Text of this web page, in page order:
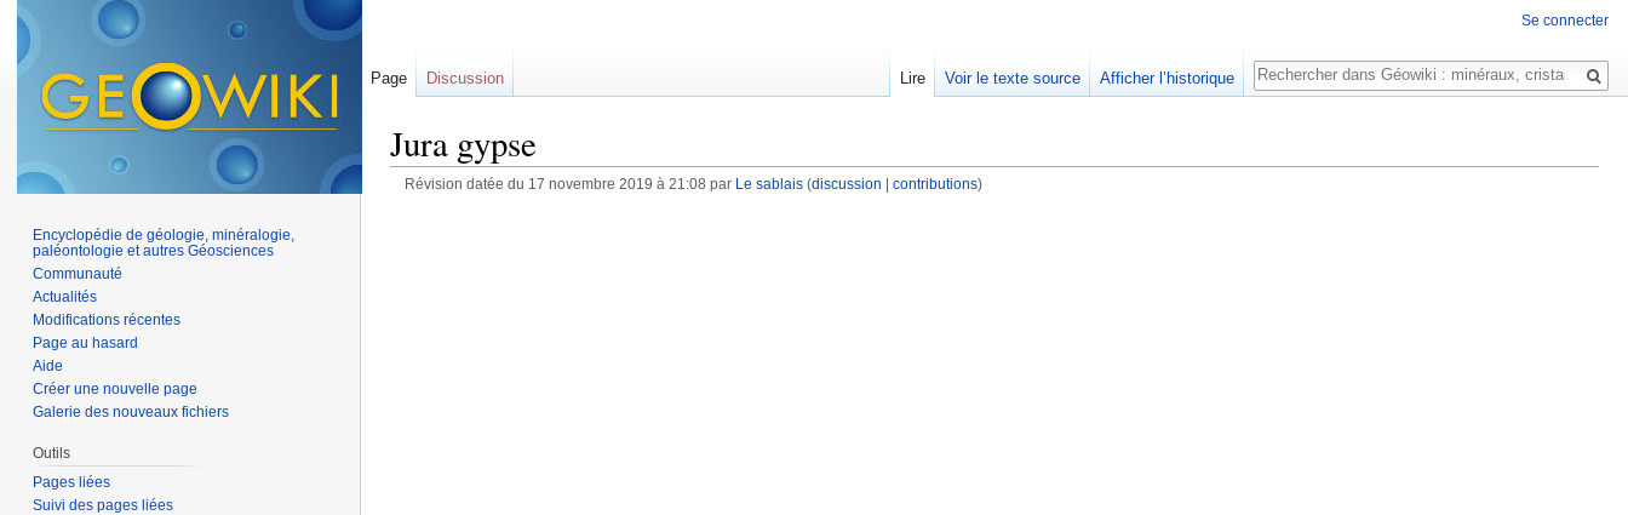
Jura gypse
Révision datée du 17 novembre 2019 à 21:08 par Le sablais (discussion contributions)
Se connecter
Page Discussion Lire Voir le texte source Afficher l’historique
Rechercher
Encyclopédie de géologie, minéralogie,
paléontologie et autres Géosciences
Communauté
Actualités
Modifications récentes
Page au hasard
Aide
Créer une nouvelle page
Galerie des nouveaux fichiers
Outils
Pages liées
Suivi des pages liées